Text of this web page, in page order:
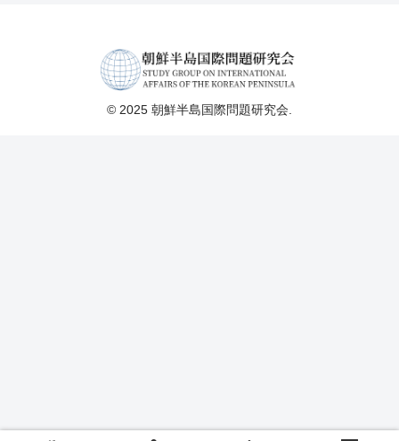
© 2025 朝鮮半島国際問題研究会.